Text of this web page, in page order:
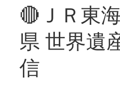
🔴ＪＲ東
県 世界遺
信